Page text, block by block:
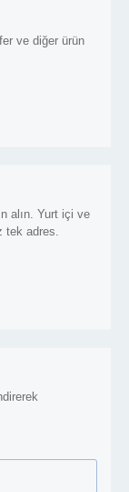
ve diğer ürün
alın. Yurt içi ve
tek adres.